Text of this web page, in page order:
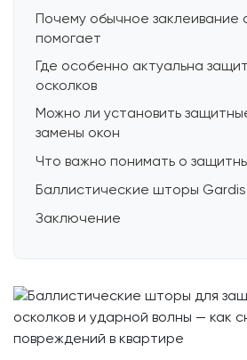
Почему обычное заклеивание
помогает
Где особенно актуальна
осколков
Можно ли установить
замены окон
Что важно понимать о
Баллистические шторы
Заключение